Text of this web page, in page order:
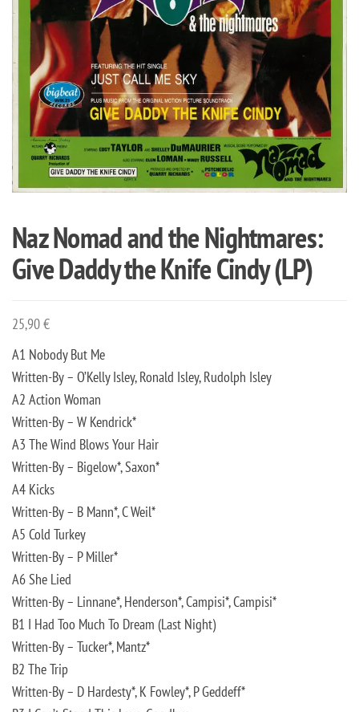
Naz Nomad and the Nightmares:
Give Daddy the Knife Cindy (LP)
25,90€
A1 Nobody But Me
Written-By – O’Kelly Isley, Ronald Isley, Rudolph Isley
A2 Action Woman
Written-By – W Kendrick*
A3 The Wind Blows Your Hair
Written-By – Bigelow*, Saxon*
A4 Kicks
Written-By – B Mann*, C Weil*
A5 Cold Turkey
Written-By – P Miller*
A6 She Lied
Written-By – Linnane*, Henderson*, Campisi*, Campisi*
B1 I Had Too Much To Dream (Last Night)
Written-By – Tucker*, Mantz*
B2 The Trip
Written-By – D Hardesty*, K Fowley*, P Geddeff*